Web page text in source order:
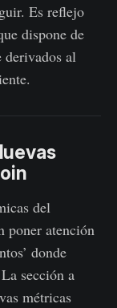
Es reflejo
dispone de
derivados al
del
poner atención
donde
sección a
métricas